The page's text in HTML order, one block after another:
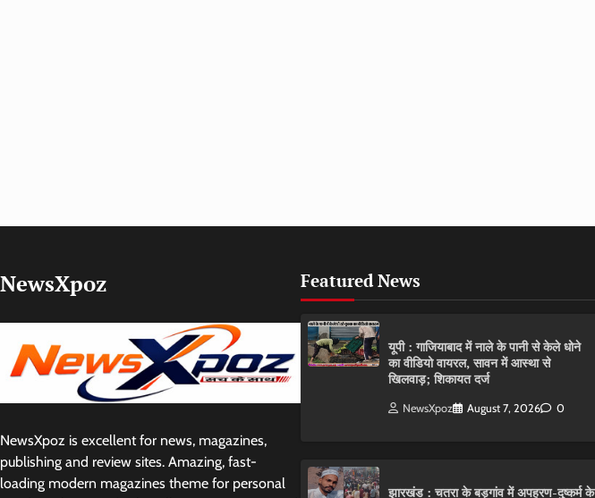
NewsXpoz
NewsXpoz is excellent for news, magazines,
publishing and review sites. Amazing, fast-
loading modern magazines theme for personal
Featured News
यूपी : गाजियाबाद में नाले के पानी से केले धोने
का वीडियो वायरल, सावन में आस्था से
खिलवाड़; शिकायत दर्ज
NewsXpoz August 7, 2026 0
झारखंड : चतरा के बड़गांव में अपहरण-दुष्कर्म के